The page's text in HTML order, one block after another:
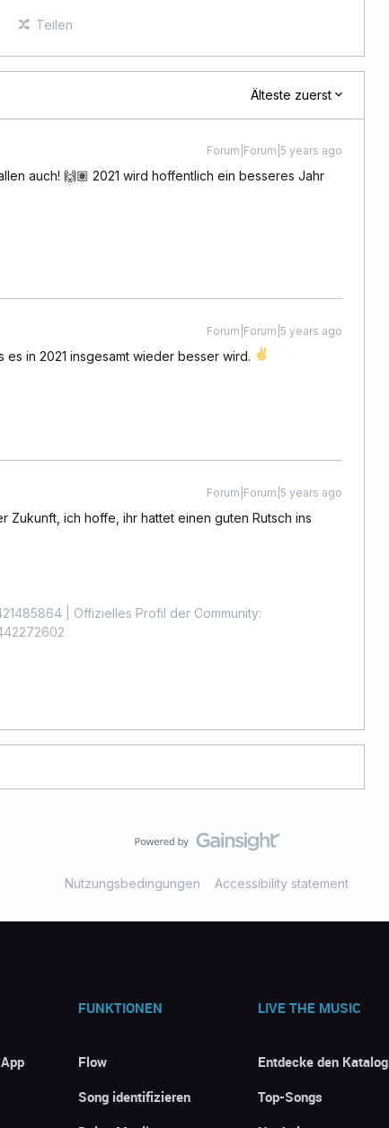
Teilen
Älteste zuerst
Forum|Forum|5 years ago
auch! 🙌🏽 2021 wird hoffentlich ein besseres Jahr
Forum|Forum|5 years ago
in 2021 insgesamt wieder besser wird.
Forum|Forum|5 years ago
Zukunft, ich hoffe, ihr hattet einen guten Rutsch ins
| Offizielles Profil der Community:
Nutzungsbedingungen Accessibility statement
FUNKTIONEN
Flow
Song identifizieren
LIVE THE MUSIC
Entdecke den Katalog
Top-Songs